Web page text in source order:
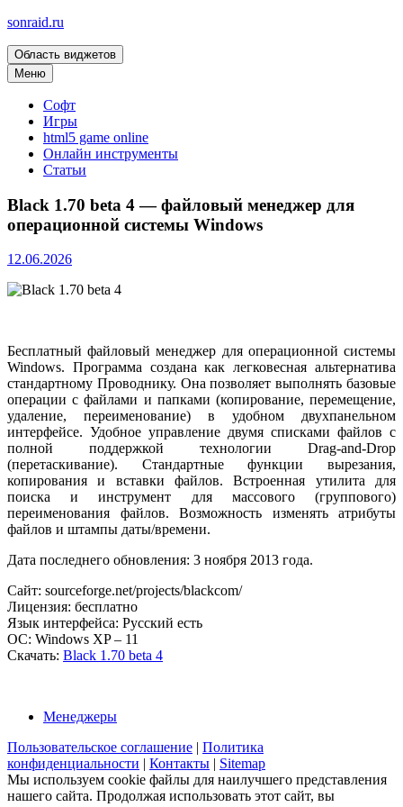
sonraid.ru
Скачивай программы, мини игры
Область виджетов
Меню
Софт
Игры
html5 game online
Онлайн инструменты
Статьи
Black 1.70 beta 4 — файловый менеджер для
операционной системы Windows
12.06.2026
Бесплатный файловый менеджер для операционной системы
Windows. Программа создана как легковесная альтернатива
стандартному Проводнику. Она позволяет выполнять базовые
операции с файлами и папками (копирование, перемещение,
удаление, переименование) в удобном двухпанельном
интерфейсе. Удобное управление двумя списками файлов с
полной поддержкой технологии Drag-and-Drop
(перетаскивание). Стандартные функции вырезания,
копирования и вставки файлов. Встроенная утилита для
поиска и инструмент для массового (группового)
переименования файлов. Возможность изменять атрибуты
файлов и штампы даты/времени.
Дата последнего обновления: 3 ноября 2013 года.
Сайт: sourceforge.net/projects/blackcom/
Лицензия: бесплатно
Язык интерфейса: Русский есть
ОС: Windows XP – 11
Скачать: Black 1.70 beta 4
Менеджеры
Пользовательское соглашение | Политика
конфиденциальности | Контакты | Sitemap
Мы используем cookie файлы для наилучшего представления
нашего сайта. Продолжая использовать этот сайт, вы